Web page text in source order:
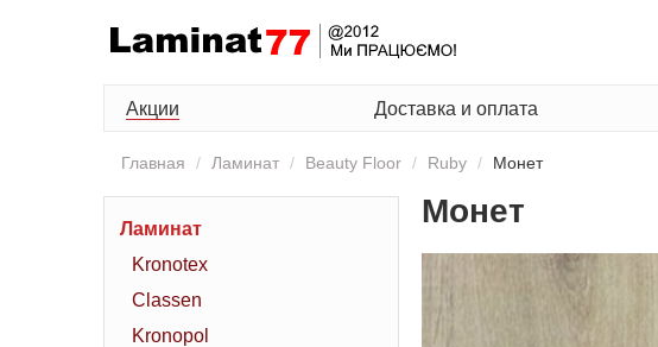
Акции Доставка и оплата
Главная Ламинат Beauty Floor Ruby Монет
Ламинат
Kronotex
Classen
Kronopol
Монет